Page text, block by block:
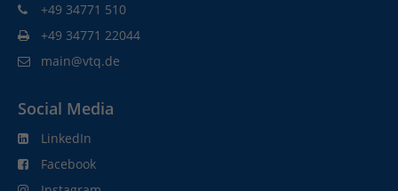
+49 34771 510
+49 34771 22044
main@vtq.de
Social Media
LinkedIn
Facebook